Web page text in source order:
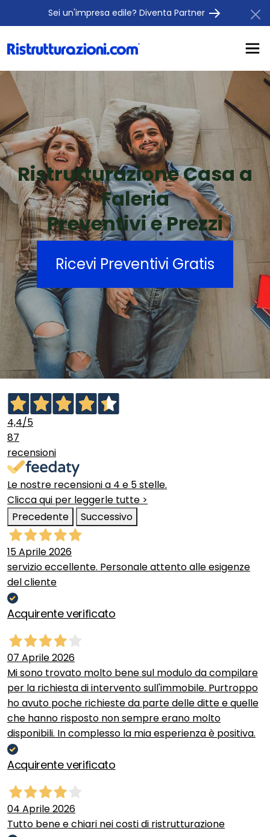
Sei un'impresa edile? Diventa Partner
Ristrutturazione Casa a
Faleria
Preventivi e Prezzi
Ricevi Preventivi Gratis
4,4/5
87
recensioni
Le nostre recensioni a 4 e 5 stelle.
Clicca qui per leggerle tutte >
Precedente
Successivo
15 Aprile 2026
servizio eccellente. Personale attento alle esigenze
del cliente
Acquirente verificato
07 Aprile 2026
Mi sono trovato molto bene sul modulo da compilare
per la richiesta di intervento sull'immobile. Purtroppo
ho avuto poche richieste da parte delle ditte e quelle
che hanno risposto non sempre erano molto
disponibili. In complesso la mia esperienza è positiva.
Acquirente verificato
04 Aprile 2026
Tutto bene e chiari nei costi di ristrutturazione